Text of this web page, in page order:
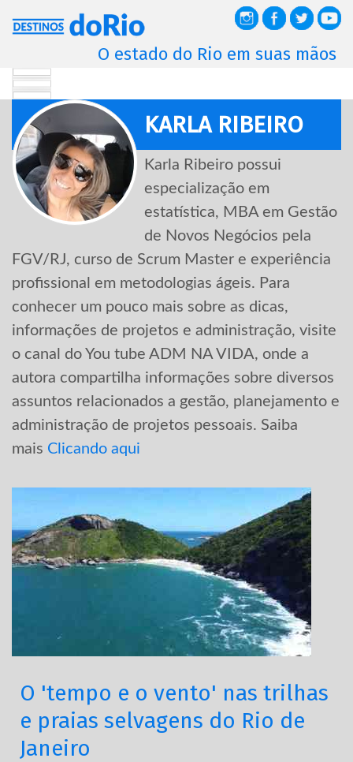
O estado do Rio em suas mãos
KARLA RIBEIRO
Karla Ribeiro possui
especialização em
estatística, MBA em Gestão
de Novos Negócios pela
FGV/RJ, curso de Scrum Master e experiência
profissional em metodologias ágeis. Para
conhecer um pouco mais sobre as dicas,
informações de projetos e administração, visite
o canal do You tube ADM NA VIDA, onde a
autora compartilha informações sobre diversos
assuntos relacionados a gestão, planejamento e
administração de projetos pessoais. Saiba
mais Clicando aqui
O 'tempo e o vento' nas trilhas
e praias selvagens do Rio de
Janeiro